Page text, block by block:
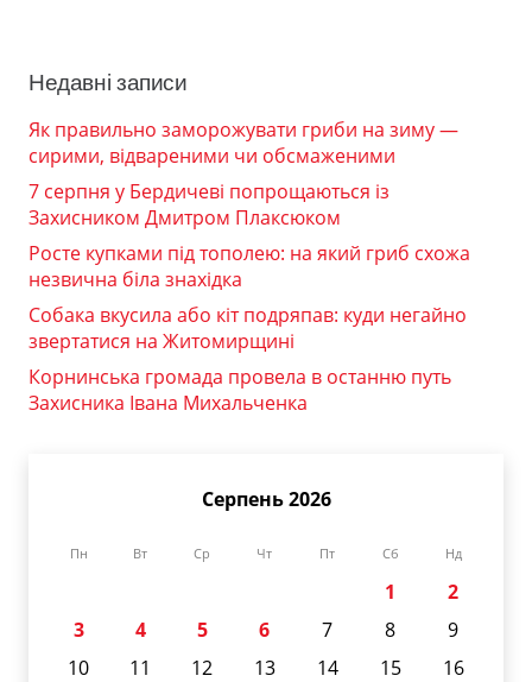
Недавні записи
Як правильно заморожувати гриби на зиму —
сирими, відвареними чи обсмаженими
7 серпня у Бердичеві попрощаються із
Захисником Дмитром Плаксюком
Росте купками під тополею: на який гриб схожа
незвична біла знахідка
Собака вкусила або кіт подряпав: куди негайно
звертатися на Житомирщині
Корнинська громада провела в останню путь
Захисника Івана Михальченка
Серпень 2026
Пн Вт Ср Чт Пт Сб Нд
1
2
3
4 5 6 7 8
9
10
11 12 13 14 15
16